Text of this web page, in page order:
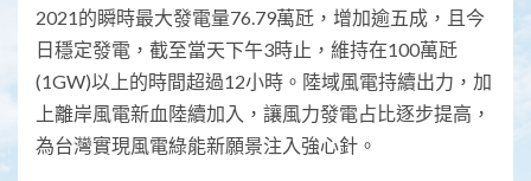
2021的瞬時最大發電量76.79萬瓩，增加逾五成，且今
日穩定發電，截至當天下午3時止，維持在100萬瓩
(1GW)以上的時間超過12小時。陸域風電持續出力，加
上離岸風電新血陸續加入，讓風力發電占比逐步提高，
為台灣實現風電綠能新願景注入強心針。